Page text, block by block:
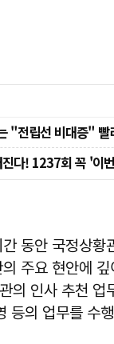
동안 국정상황
주요 현안에
의 인사 추천 업
등의 업무를 수